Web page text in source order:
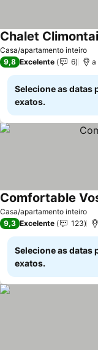
Casa/apartamento inteiro
Ver preços
9,8 Excelente 6 a
Selecione as datas
exatos.
Casa/apartamento inteiro
Comfortable
9,3 Excelente 123
Selecione as datas
exatos.